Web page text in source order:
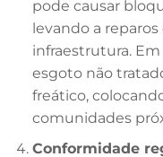
pode causar
levando a
infraestrutura.
esgoto não
freático,
comunidades
Conformidade